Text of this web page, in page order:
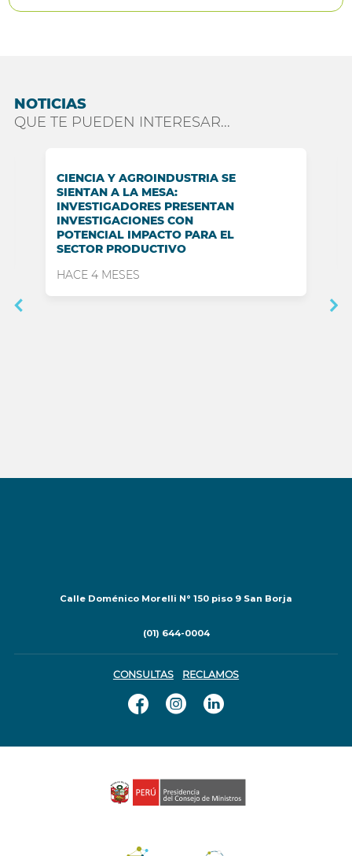
NOTICIAS
QUE TE PUEDEN INTERESAR...
CIENCIA Y AGROINDUSTRIA SE
SIENTAN A LA MESA:
INVESTIGADORES PRESENTAN
INVESTIGACIONES CON
POTENCIAL IMPACTO PARA EL
SECTOR PRODUCTIVO
HACE 4 MESES
Calle Doménico Morelli N° 150 piso 9 San Borja
(01) 644-0004
CONSULTAS RECLAMOS